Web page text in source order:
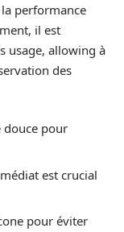
performance
il est
usage, allowing à
des
douce pour
est crucial
pour éviter